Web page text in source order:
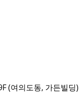
(여의도동, 가든빌딩)